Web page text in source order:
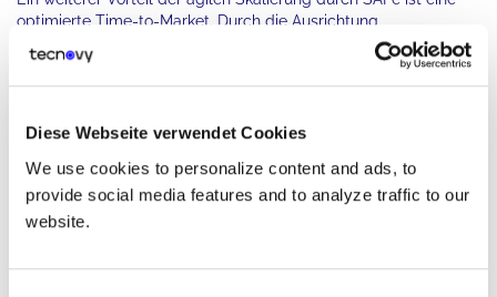
Diese Webseite verwendet Cookies
We use cookies to personalize content and ads, to
provide social media features and to analyze traffic to our
website.
optimierte Time-to-Market. Durch die Ausrichtung
funktionsübergreifender Teams agiler Teams auf den Wert
können die führenden Unternehmen die Kundenbedürfnisse
schneller erfüllen. Eine Nutzung der Leistungsfähigkeit von
zu treffen und effektiver zu kommunizieren. Außerdem können
Kunden wird gefördert.
Optimierung der Qualität
gebt die Bedeutung der Integration von Qualität hervor in allen